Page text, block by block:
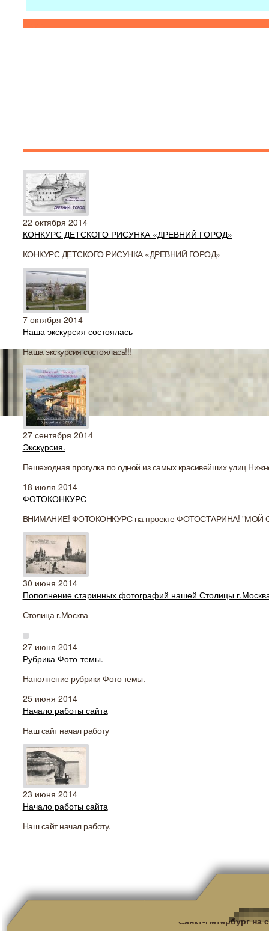
22 октября 2014
КОНКУРС ДЕТСКОГО РИСУНКА «ДРЕВНИЙ ГОРОД»
КОНКУРС ДЕТСКОГО РИСУНКА «ДРЕВНИЙ ГОРОД»
7 октября 2014
Наша экскурсия состоялась
Наша экскурсия состоялась!!!
27 сентября 2014
Экскурсия.
Пешеходная прогулка по одной из самых красивейших улиц
18 июля 2014
ФОТОКОНКУРС
ВНИМАНИЕ! ФОТОКОНКУРС на проекте ФОТОСТАРИНА! "МОЙ
30 июня 2014
Пополнение старинных фотографий нашей Столицы
Столица г.Москва
27 июня 2014
Рубрика Фото-темы.
Наполнение рубрики Фото темы.
25 июня 2014
Начало работы сайта
Наш сайт начал работу
23 июня 2014
Начало работы сайта
Наш сайт начал работу.
Санкт-Петербург на